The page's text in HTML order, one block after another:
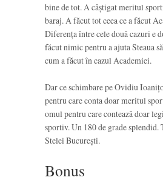
bine de tot. A câștigat meritul
baraj. A făcut tot ceea ce a făcut
Diferența între cele două cazuri e
făcut nimic pentru a ajuta Steaua
cum a făcut în cazul Academiei.
Dar ce schimbare pe Ovidiu
pentru care conta doar meritul
omul pentru care contează doar
sportiv. Un 180 de grade splendid.
Stelei București.
Bonus